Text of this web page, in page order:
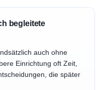
begleitete
auch ohne
Einrichtung oft Zeit,
die später